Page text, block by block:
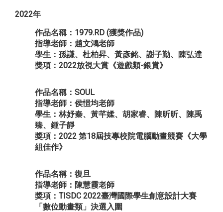
2022年
作品名稱：1979.RD (獲獎作品)
指導老師：趙文鴻老師
學生：孫謙、杜柏昇、黃彥銘、謝子勤、陳弘達
獎項：2022放視大賞《遊戲類-銀賞》
作品名稱：SOUL
指導老師：侯愷均老師
學生：林妤秦、黃芊媃、胡家睿、陳昕昕、陳禹
臻、鍾子靜
獎項：2022 第18屆技專校院電腦動畫競賽《大學
組佳作》
作品名稱：復旦
指導老師：陳慧霞老師
獎項：TISDC 2022臺灣國際學生創意設計大賽
「數位動畫類」決選入圍